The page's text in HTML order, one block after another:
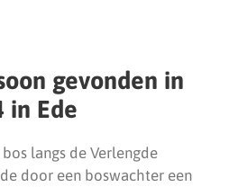
gevonden in
in Ede
langs de Verlengde
door een boswachter een